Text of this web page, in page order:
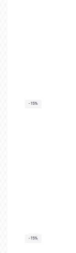
-15%
-15%